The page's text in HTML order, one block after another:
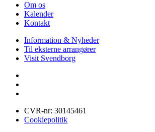
Om os
Kalender
Kontakt
Information & Nyheder
Til eksterne arrangører
Visit Svendborg
CVR-nr: 30145461
Cookiepolitik